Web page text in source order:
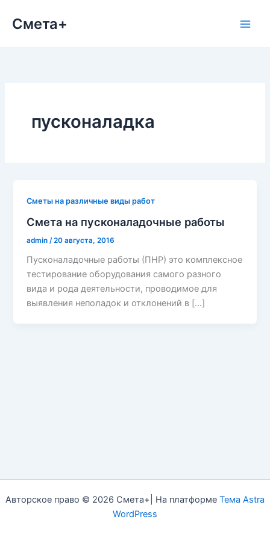
Смета+
пусконаладка
Сметы на различные виды работ
Смета на пусконаладочные работы
admin /20 августа, 2016
Пусконаладочные работы (ПНР) это комплексное
тестирование оборудования самого разного
вида и рода деятельности, проводимое для
выявления неполадок и отклонений в […]
Авторское право © 2026 Смета+| На платформе Тема Astra
WordPress